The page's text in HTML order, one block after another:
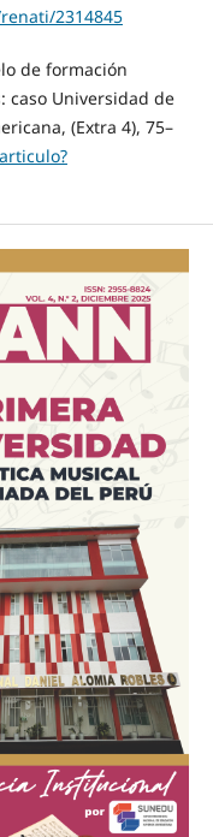
2314845
de formación
caso Universidad de
(Extra 4), 75–